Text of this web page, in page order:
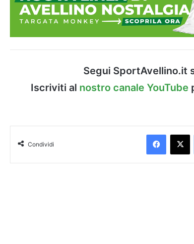
Segui SportAvellino.it
Iscriviti al nostro canale YouTube
Condividi
X